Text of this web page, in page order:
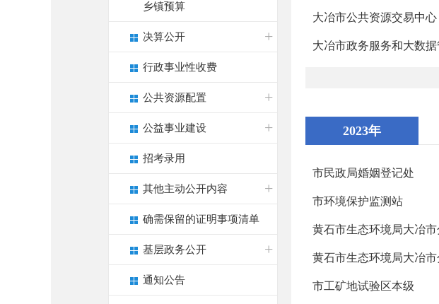
乡镇预算
决算公开
行政事业性收费
公共资源配置
公益事业建设
招考录用
其他主动公开内容
确需保留的证明事项清单
基层政务公开
通知公告
大冶市公共资源交易中心
大冶市政务服务和大数
2023年
市民政局婚姻登记处
市环境保护监测站
黄石市生态环境局大冶
黄石市生态环境局大冶市
市工矿地试验区本级